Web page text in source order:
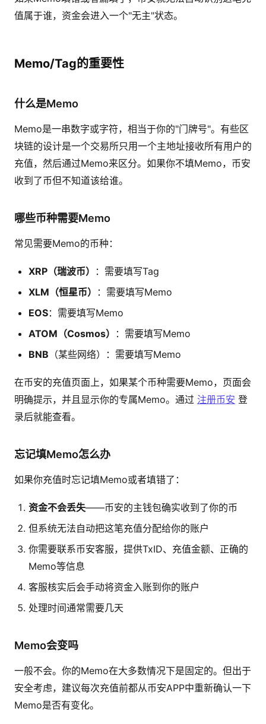
值属于谁，资金会进入一个"无主"状态。
Memo/Tag的重要性
什么是Memo
Memo是一串数字或字符，相当于你的"门牌号"。有些区
块链的设计是一个交易所只用一个主地址接收所有用户的
充值，然后通过Memo来区分。如果你不填Memo，币安
收到了币但不知道该给谁。
哪些币种需要Memo
常见需要Memo的币种：
XRP（瑞波币）
：需要填写Tag
XLM（恒星币）
：需要填写Memo
EOS：需要填写Memo
ATOM（Cosmos）
：需要填写Memo
BNB （某些网络）：需要填写Memo
在币安的充值页面上，如果某个币种需要Memo，页面会
明确提示，并且显示你的专属Memo。通过 注册币安 登
录后就能查看。
忘记填Memo怎么办
如果你充值时忘记填Memo或者填错了：
资金不会丢失——币安的主钱包确实收到了你的币
但系统无法自动把这笔充值分配给你的账户
你需要联系币安客服，提供TxID、充值金额、正确的
Memo等信息
客服核实后会手动将资金入账到你的账户
处理时间通常需要几天
Memo会变吗
一般不会。你的Memo在大多数情况下是固定的。但出于
安全考虑，建议每次充值前都从币安APP中重新确认一下
Memo是否有变化。